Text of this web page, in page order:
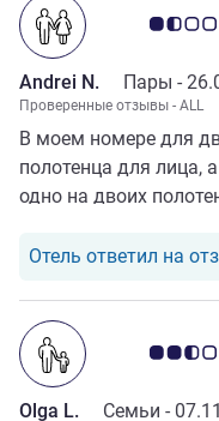
Andrei N. Пары -
Проверенные отзывы - ALL
В моем номере для
полотенца для лица,
одно на двоих
для душа, мне
Отель ответил на
Olga L. Семьи -